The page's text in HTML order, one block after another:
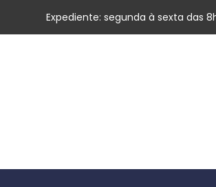
Expediente: segunda à sexta das